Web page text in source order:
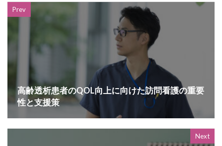
Prev
高齢透析患者のQOL向上に向けた訪問看護の重要
性と支援策
Next